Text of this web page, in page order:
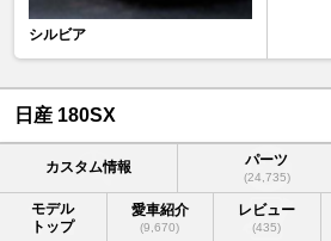
シルビア
日産 180SX
カスタム情報 パーツ
(24,735)
モデル
トップ
愛車紹介
(9,670)
レビュー
(435)